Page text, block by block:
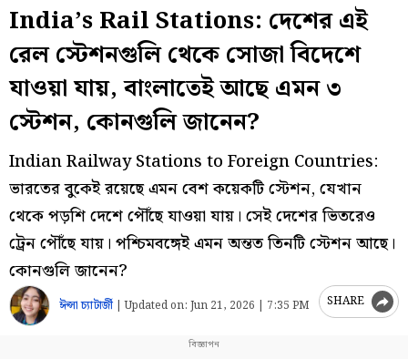
India’s Rail Stations: দেশের এই
রেল স্টেশনগুলি থেকে সোজা বিদেশে
যাওয়া যায়, বাংলাতেই আছে এমন ৩
স্টেশন, কোনগুলি জানেন?
Indian Railway Stations to Foreign Countries:
ভারতের বুকেই রয়েছে এমন বেশ কয়েকটি স্টেশন, যেখান
থেকে পড়শি দেশে পৌঁছে যাওয়া যায়। সেই দেশের ভিতরেও
ট্রেন পৌঁছে যায়। পশ্চিমবঙ্গেই এমন অন্তত তিনটি স্টেশন আছে।
কোনগুলি জানেন?
ঈপ্সা চ্যাটার্জী |Updated on: Jun 21, 2026 | 7:35 PM SHARE